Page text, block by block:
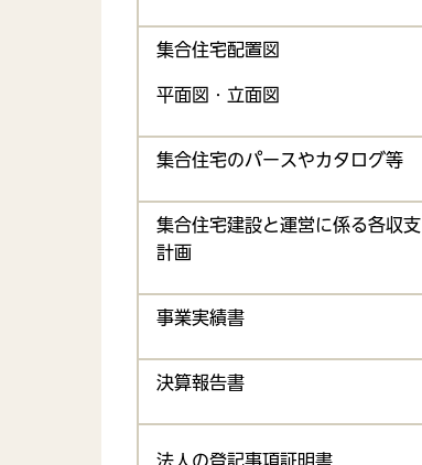
集合住宅配置図
平面図・立面図
集合住宅のパースやカタログ等
集合住宅建設と運営に係る各収支
計画
事業実績書
決算報告書
法人の登記事項証明書